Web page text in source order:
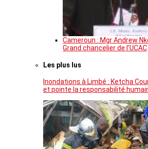
Cameroun : Mgr Andrew
Grand chancelier de l’UCAC
Les plus lus
Inondations à Limbé : Ketcha
et pointe la responsabilité